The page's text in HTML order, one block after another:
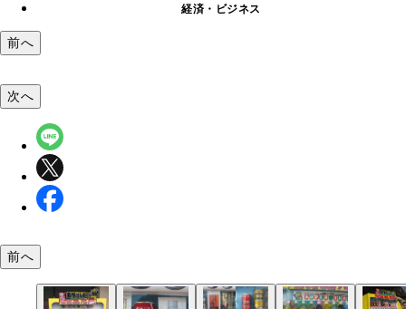
経済・ビジネス
前へ
次へ
前へ